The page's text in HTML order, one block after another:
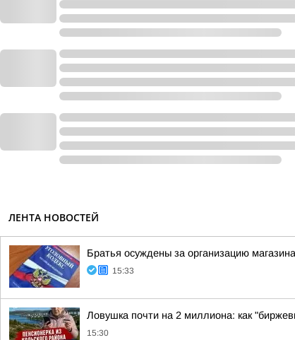
ЛЕНТА НОВОСТЕЙ
Братья осуждены за организацию
15:33
Ловушка почти на 2 миллиона: как
15:30